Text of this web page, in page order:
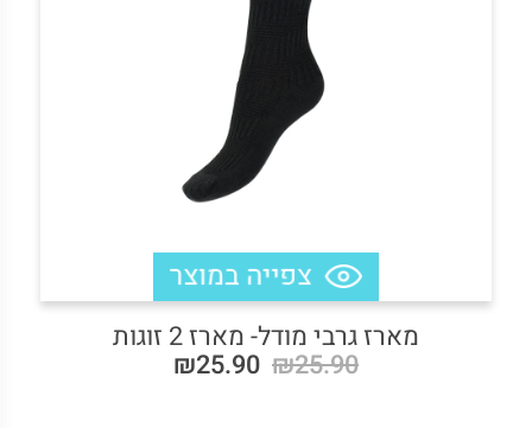
מארז גרבי מודל- מארז 2 זוגות
₪25.90
₪25.90